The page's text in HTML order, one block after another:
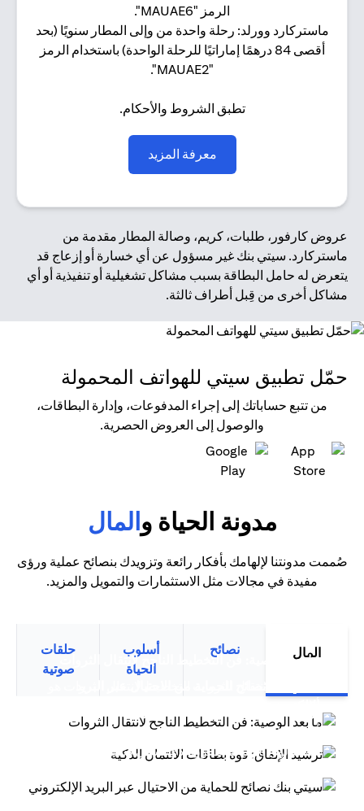
الرمز "MAUAE6".
ماستركارد وورلد: رحلة واحدة من وإلى المطار سنويًا (بحد
أقصى 84 درهمًا إماراتيًا للرحلة الواحدة) باستخدام الرمز
"MAUAE2".
تطبق الشروط والأحكام.
معرفة المزيد
عروض كارفور، طلبات، كريم، وصالة المطار مقدمة من
ماستركارد. سيتي بنك غير مسؤول عن أي خسارة أو إزعاج قد
يتعرض له حامل البطاقة بسبب مشاكل تشغيلية أو تنفيذية أو أي
مشاكل أخرى من قِبل أطراف ثالثة.
حمّل تطبيق سيتي للهواتف المحمولة
من تتبع حساباتك إلى إجراء المدفوعات، وإدارة البطاقات،
والوصول إلى العروض الحصرية.
مدونة الحياة و المال
صُممت مدونتنا لإلهامك بأفكار رائعة وتزويدك بنصائح عملية ورؤى
مفيدة في مجالات مثل الاستثمارات والتمويل والمزيد.
المال نصائح
أسلوب
الحياة
حلقات
صوتية
ما بعد الوصية: فن التخطيط الناجح لانتقال الثروات (opens in a new tab)
التخطيط لانتقال الثروات التخطيط لانتقال الثروات هو
ترشيد الإنفاق: قوة بطاقات الائتمان الذكية
سيتي بنك نصائح للحماية من الاحتيال عبر البريد
أسلوب الاحتيال عبر البريد الإلكتروني يتظاهر
المحتالون بأنهم موظفون لدى سيتي وسيخبرونك أنه